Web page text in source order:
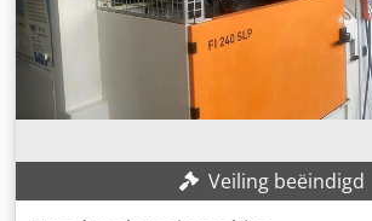
Veiling beëindigd